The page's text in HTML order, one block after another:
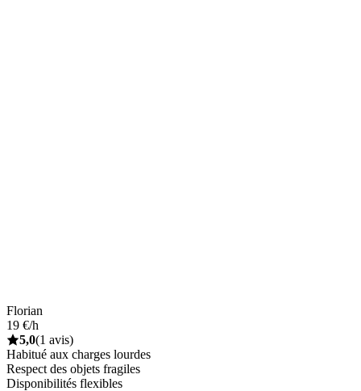
Florian
19 €/h
5,0(1 avis)
Habitué aux charges lourdes
Respect des objets fragiles
Disponibilités flexibles